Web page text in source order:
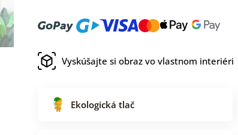
Vyskúšajte si obraz vo vlastnom interiéri
Ekologická tlač